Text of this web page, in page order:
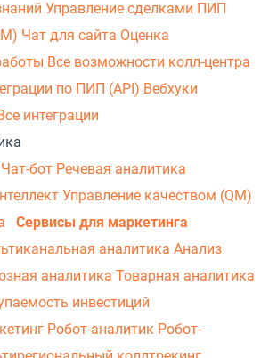
Управление сделками ПИП
Чат для сайта Оценка
Все возможности колл-центра
по ПИП (API) Вебхуки
интеграции
Чат-бот Речевая аналитика
Управление качеством (QM)
Сервисы для маркетинга
аналитика Анализ
аналитика Товарная аналитика
инвестиций
Робот-аналитик Робот-